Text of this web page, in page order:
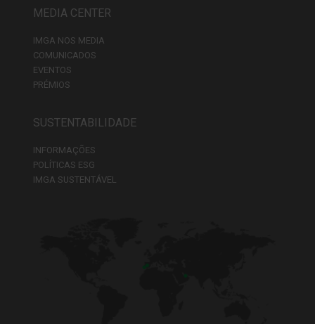
MEDIA CENTER
IMGA NOS MEDIA
COMUNICADOS
EVENTOS
PRÉMIOS
SUSTENTABILIDADE
INFORMAÇÕES
POLÍTICAS ESG
IMGA SUSTENTÁVEL